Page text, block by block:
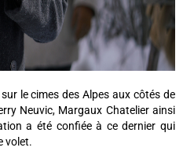
le cimes des Alpes aux côtés de
Neuvic, Margaux Chatelier ainsi
a été confiée à ce dernier qui
volet.